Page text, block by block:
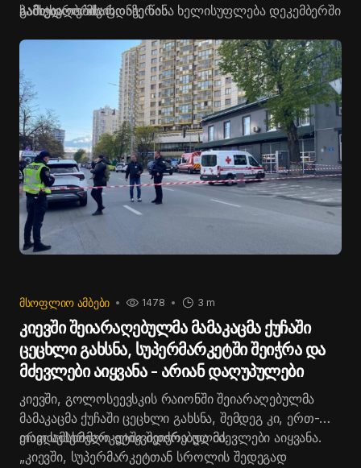
სამხედრო მხარდაჭერას.
გამოსვლების ფონზე წინა ხელისუფლება დეკემბერში
პარტია იბრძვის.
ᲛᲡᲝᲤᲚᲘᲝ ᲐᲛᲑᲔᲑᲘ 3 m
1478
კიევში შეიარაღებულმა მამაკაცმა ქუჩაში
ცეცხლი გახსნა, სუპერმარკეტში შეიჭრა და
მძევლები აიყვანა - არიან დაღუპულები
კიევში, გოლოსეევსკის რაიონში შეიარაღებულმა
მამაკაცმა ქუჩაში ცეცხლი გახსნა, შემდეგ კი, ერთ-
ერთ სუპერმარკეტში შეიჭრა და მძევლები აიყვანა.
თავდამსხმელი ლიკვიდირებულია.
„კიევში, სუპერმარკეტთან სროლის შედეგად